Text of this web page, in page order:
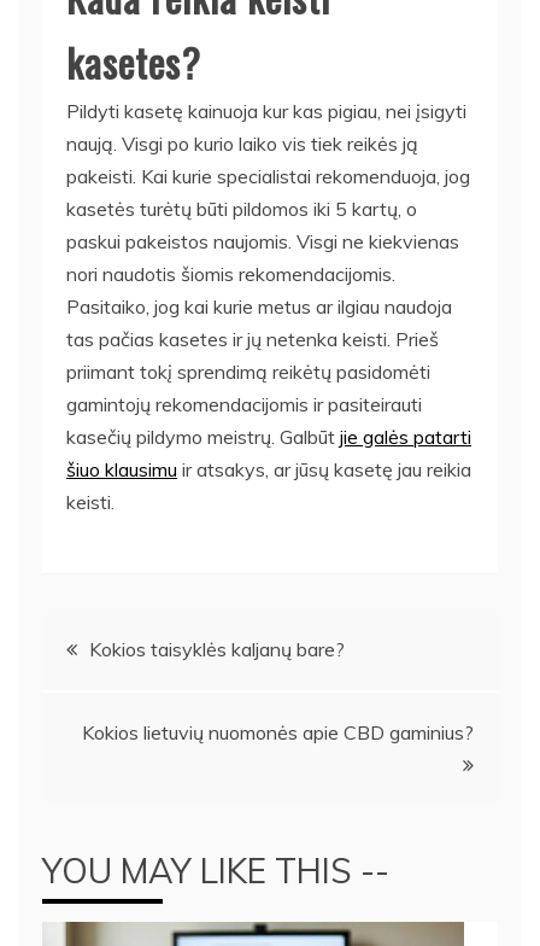
kasetes?
Pildyti kasetę kainuoja kur kas pigiau, nei įsigyti
naują. Visgi po kurio laiko vis tiek reikės ją
pakeisti. Kai kurie specialistai rekomenduoja, jog
kasetės turėtų būti pildomos iki 5 kartų, o
paskui pakeistos naujomis. Visgi ne kiekvienas
nori naudotis šiomis rekomendacijomis.
Pasitaiko, jog kai kurie metus ar ilgiau naudoja
tas pačias kasetes ir jų netenka keisti. Prieš
priimant tokį sprendimą reikėtų pasidomėti
gamintojų rekomendacijomis ir pasiteirauti
kasečių pildymo meistrų. Galbūt jie galės patarti
šiuo klausimu ir atsakys, ar jūsų kasetę jau reikia
keisti.
Navigacija
Kokios taisyklės kaljanų bare?
Kokios lietuvių nuomonės apie CBD gaminius?
YOU MAY LIKE THIS --